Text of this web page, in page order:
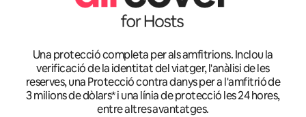
Una protecció completa per als amfitrions. Inclou la
verificació de la identitat del viatger, l'anàlisi de les
reserves, una Protecció contra danys per a l'amfitrió de
3 milions de dòlars* i una línia de protecció les 24 hores,
entre altres avantatges.